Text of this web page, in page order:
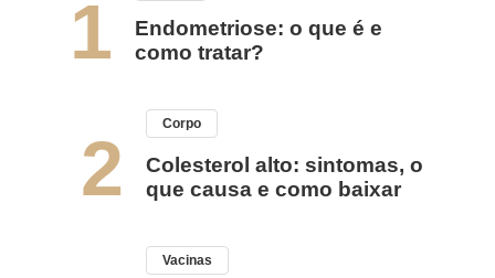
1
Endometriose: o que é e
como tratar?
2
Corpo
Colesterol alto: sintomas, o
que causa e como baixar
Vacinas